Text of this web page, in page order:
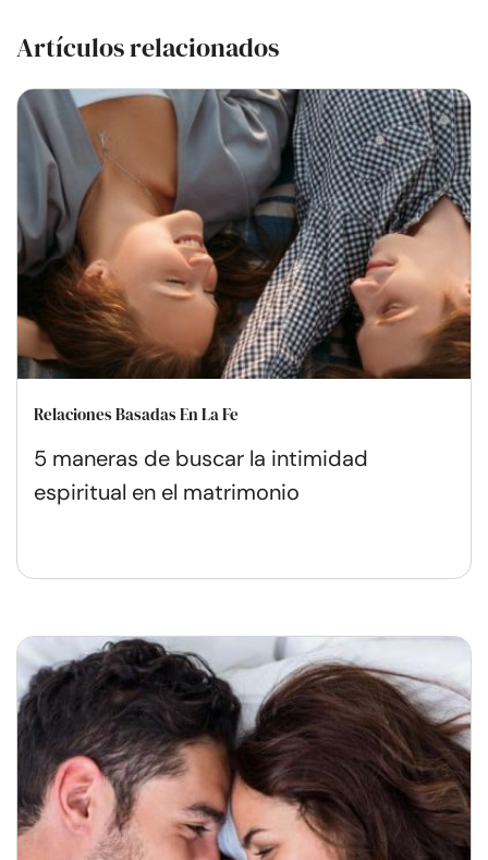
Artículos relacionados
Relaciones Basadas En La Fe
5 maneras de buscar la intimidad
espiritual en el matrimonio